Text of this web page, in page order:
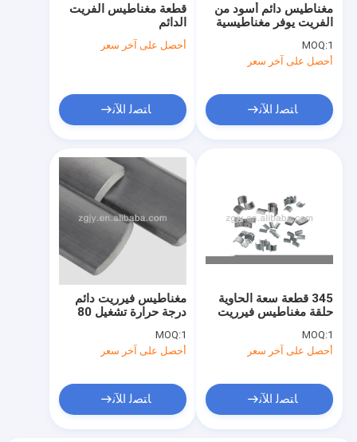
قطعة مغناطيس الفريت
الدائم
أحصل على آخر سعر
ﺎﺘﺼﻟ ﺍﻶﻧ
مغناطيس دائم أسود من
الفريت يوفر مغناطيسية
تسلا مكونات مغناطيسية
للصناعة والأتمتة
MOQ:1
أحصل على آخر سعر
ﺎﺘﺼﻟ ﺍﻶﻧ
مغناطيس فيرريت دائم
درجة حرارة تشغيل 80
مقاومة كهربائية عالية
للصناعة
MOQ:1
أحصل على آخر سعر
ﺎﺘﺼﻟ ﺍﻶﻧ
345 قطعة سعة الحاوية
حلقة مغناطيس فيرريت
لمحركات كهربائية
MOQ:1
أحصل على آخر سعر
ﺎﺘﺼﻟ ﺍﻶﻧ